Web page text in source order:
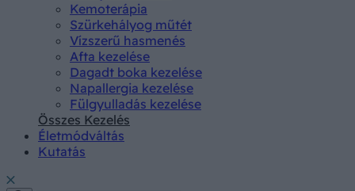
Kemoterápia
Szürkehályog műtét
Vízszerű hasmenés
Afta kezelése
Dagadt boka kezelése
Napallergia kezelése
Fülgyulladás kezelése
Összes Kezelés
Életmódváltás
Kutatás